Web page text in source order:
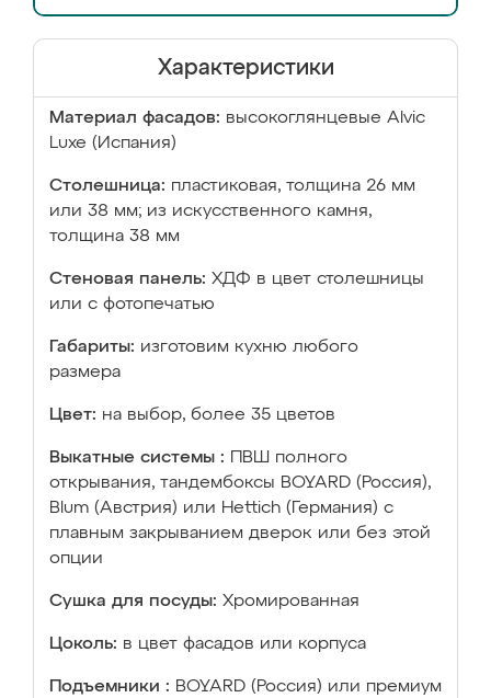
Характеристики
Материал фасадов: высокоглянцевые Аlvic
Luxe (Испания)
Столешница: пластиковая, толщина 26 мм
или 38 мм; из искусственного камня,
толщина 38 мм
Стеновая панель: ХДФ в цвет столешницы
или с фотопечатью
Габариты: изготовим кухню любого
размера
Цвет: на выбор, более 35 цветов
Выкатные системы :
ПВШ полного
открывания, тандембоксы BOYARD (Россия),
Blum (Австрия) или Hettich (Германия) с
плавным закрыванием дверок или без этой
опции
Сушка для посуды: Хромированная
Цоколь: в цвет фасадов или корпуса
Подъемники : BOYARD (Россия) или премиум